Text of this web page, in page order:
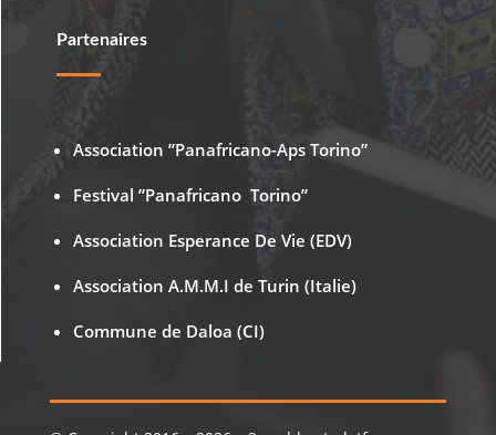
Partenaires
Association ”Panafricano-Aps Torino”
Festival ”Panafricano Torino”
Association Esperance De Vie (EDV)
Association A.M.M.I de Turin (Italie)
Commune de Daloa (CI)